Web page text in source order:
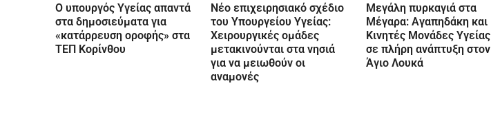
Ο υπουργός Υγείας απαντά
στα δημοσιεύματα για
«κατάρρευση οροφής» στα
ΤΕΠ Κορίνθου
Νέο επιχειρησιακό σχέδιο
του Υπουργείου Υγείας:
Χειρουργικές ομάδες
μετακινούνται στα νησιά
για να μειωθούν οι
αναμονές
Μεγάλη πυρκαγιά στα
Μέγαρα: Αγαπηδάκη και
Κινητές Μονάδες Υγείας
σε πλήρη ανάπτυξη στον
Άγιο Λουκά